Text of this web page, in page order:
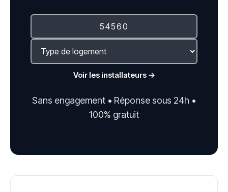
Voir les installateurs →
Sans engagement • Réponse sous 24h •
100% gratuit